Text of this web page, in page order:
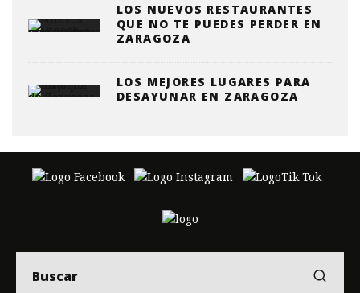
LOS NUEVOS RESTAURANTES
QUE NO TE PUEDES PERDER EN
ZARAGOZA
LOS MEJORES LUGARES PARA
DESAYUNAR EN ZARAGOZA